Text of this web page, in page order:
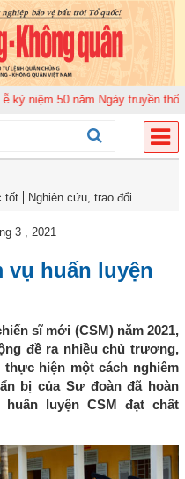
50 năm Ngày truyền thống
tốt Nghiên cứu, trao đổi
3 , 2021
vụ huấn luyện
sĩ mới (CSM) năm 2021,
đề ra nhiều chủ trương,
hiện một cách nghiêm
bị của Sư đoàn đã hoàn
luyện CSM đạt chất